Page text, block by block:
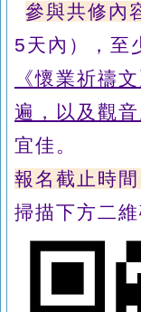
參與共修內
5天內），至
《懷業祈禱
遍，以及觀
宜佳。
報名截止時間
掃描下方二